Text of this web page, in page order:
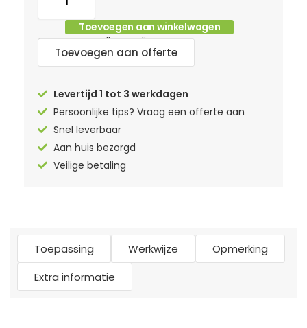
Toevoegen aan winkelwagen
Grotere aantallen nodig?
Toevoegen aan offerte
Levertijd 1 tot 3 werkdagen
Persoonlijke tips? Vraag een offerte aan
Snel leverbaar
Aan huis bezorgd
Veilige betaling
Toepassing Werkwijze
Opmerking
Extra informatie